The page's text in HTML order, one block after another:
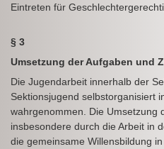
Eintreten für
§ 3
Umsetzung der Aufgaben und
Die Jugendarbeit innerhalb der
Sektionsjugend selbstorganisiert
wahrgenommen. Die Umsetzung
insbesondere durch die Arbeit in
die gemeinsame Willensbildung